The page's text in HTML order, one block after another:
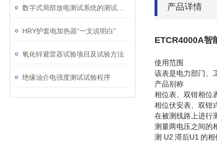
HRY护套电加热器“一文说明白”
氧化锌避雷器试验项目及试验方法
绝缘油介电强度测试试验程序
产品详情
ETCR4000A智
使用范围
该表是电力部门、
产品别称
相位表、双钳相位
相位伏安表、双钳
在被测线路上进行
测量两电压之间的
测 U2 滞后U1 的